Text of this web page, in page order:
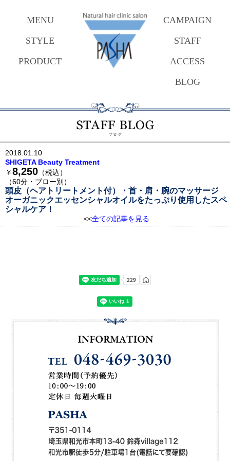
MENU
STYLE
PRODUCT
CAMPAIGN
STAFF
ACCESS
BLOG
2018.01.10
SHIGETA Beauty Treatment
￥8,250 （税込）
（60分・ブロー別）
頭皮（ヘアトリートメント付）・首・肩・腕のマッサージ
オーガニックエッセンシャルオイルをたっぷり使用したスペ
シャルケア！
<<全ての記事を見る